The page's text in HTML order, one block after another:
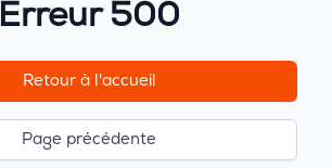
Erreur 500
Retour à l'accueil
Page précédente